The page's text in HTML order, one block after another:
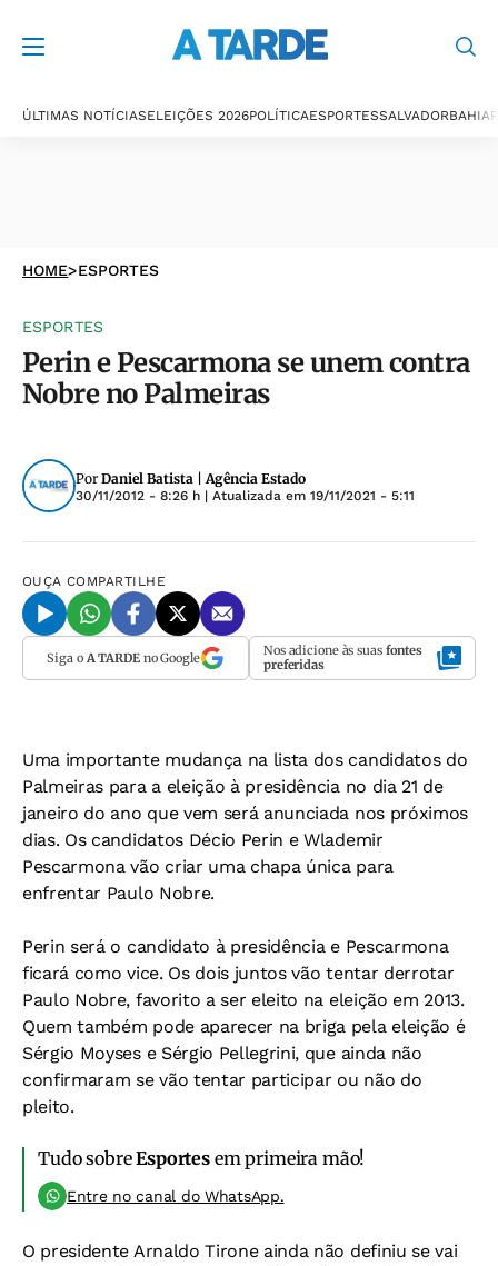
ÚLTIMAS NOTÍCIASELEIÇÕES 2026POLÍTICAESPORTESSALVADORBAHIA
HOME>ESPORTES
ESPORTES
Perin e Pescarmona se unem contra
Nobre no Palmeiras
Por Daniel Batista | Agência Estado
30/11/2012 - 8:26 h | Atualizada em 19/11/2021 - 5:11
OUÇA COMPARTILHE
Siga o A TARDEno Google Nos adicione às suas fontes
preferidas
Uma importante mudança na lista dos candidatos do
Palmeiras para a eleição à presidência no dia 21 de
janeiro do ano que vem será anunciada nos próximos
dias. Os candidatos Décio Perin e Wlademir
Pescarmona vão criar uma chapa única para
enfrentar Paulo Nobre.
Perin será o candidato à presidência e Pescarmona
ficará como vice. Os dois juntos vão tentar derrotar
Paulo Nobre, favorito a ser eleito na eleição em 2013.
Quem também pode aparecer na briga pela eleição é
Sérgio Moyses e Sérgio Pellegrini, que ainda não
confirmaram se vão tentar participar ou não do
pleito.
Tudo sobreEsportesem primeira mão!
Entre no canal do WhatsApp.
O presidente Arnaldo Tirone ainda não definiu se vai